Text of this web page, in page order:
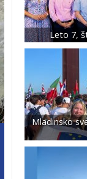
Leto 7,
Mladinsko